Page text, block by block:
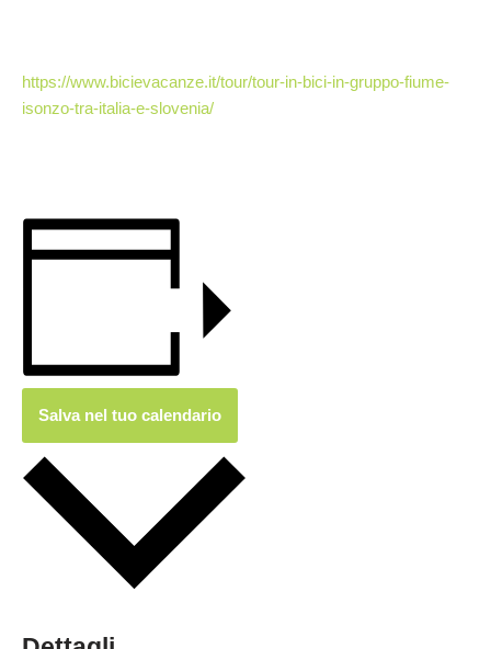
https://www.bicievacanze.it/tour/tour-in-bici-in-gruppo-fiume-
isonzo-tra-italia-e-slovenia/
Salva nel tuo calendario